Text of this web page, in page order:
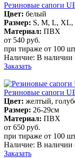
Резиновые сапоги
Цвет: белый
Размер: S, M, L,
Материал: ПВХ
от 540 руб.
при тираже от 100
Наличие: В наличии
Заказать
Резиновые сапоги
Цвет: желтый,
Размер: 26-29см
Материал: ПВХ
от 650 руб.
при тираже от 100
Наличие: В наличии
Заказать